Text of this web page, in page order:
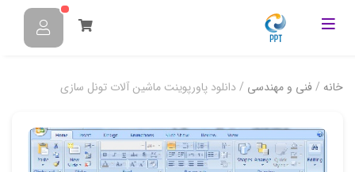
خانه /فنی و مهندسی / دانلود پاورپوینت ماشين آلات تونل سازي